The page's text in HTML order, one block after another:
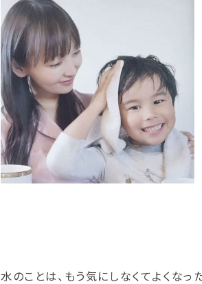
水のことは、もう気にしなくてよくな